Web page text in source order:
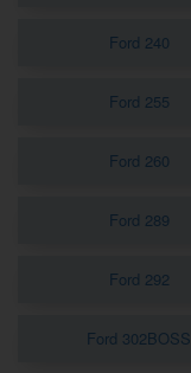
Ford 240
Ford 255
Ford 260
Ford 289
Ford 292
Ford 302BOSS